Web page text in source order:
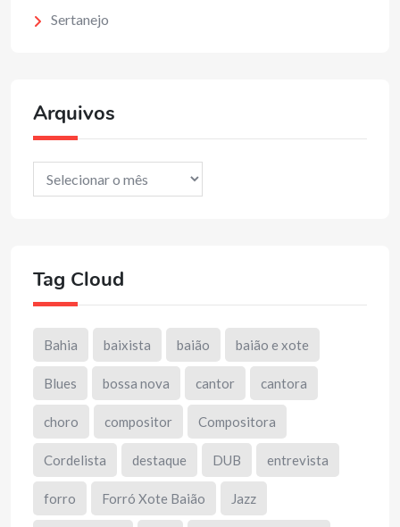
Sertanejo
Arquivos
Tag Cloud
Bahia baixista baião baião e xote
Blues bossa nova cantor cantora
choro compositor Compositora
Cordelista destaque DUB entrevista
forro Forró Xote Baião Jazz